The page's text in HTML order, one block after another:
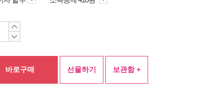
바로구매 선물하기 보관함 +